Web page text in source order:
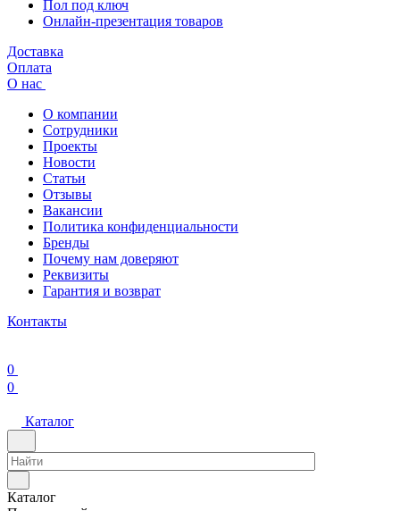
Пол под ключ
Онлайн-презентация товаров
Доставка
Оплата
О нас
О компании
Сотрудники
Проекты
Новости
Статьи
Отзывы
Вакансии
Политика конфиденциальности
Бренды
Почему нам доверяют
Реквизиты
Гарантия и возврат
Контакты
0
0
Каталог
Каталог